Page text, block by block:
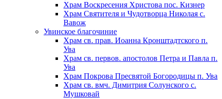
Храм Воскресения Христова пос. Кизнер
Храм Святителя и Чудотворца Николая с.
Вавож
Увинское благочиние
Храм св. прав. Иоанна Кронштадтского п.
Ува
Храм св. первов. апостолов Петра и Павла п.
Ува
Храм Покрова Пресвятой Богородицы п. Ува
Храм св. вмч. Димитрия Солунского с.
Мушковай